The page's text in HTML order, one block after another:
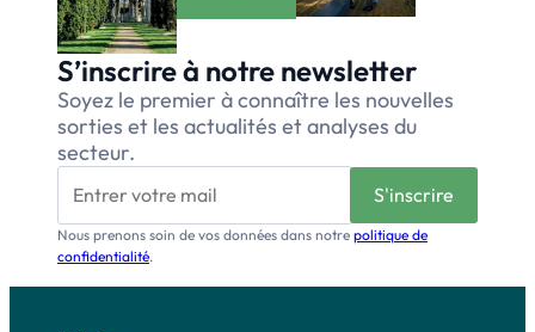
S’inscrire à notre newsletter
Soyez le premier à connaître les nouvelles
sorties et les actualités et analyses du
secteur.
Nous prenons soin de vos données dans notre politique de
confidentialité.